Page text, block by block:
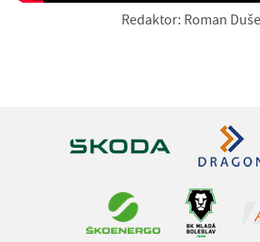
Redaktor: Roman